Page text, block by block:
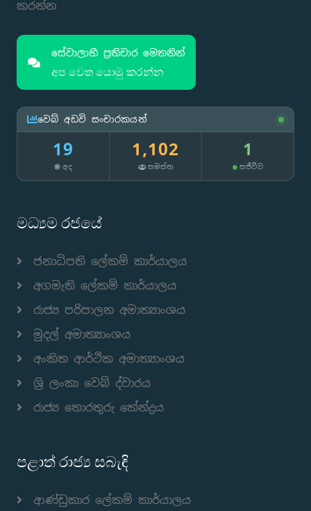
කරන්න
සේවාලාභී ප්‍රතිචාර මෙතනින්
අප වෙත යොමු කරන්න
වෙබ් අඩවි සංචාරකයන්
19
අද
1,102
සමස්ත
1
සජීවීව
මධ්‍යම රජයේ
ජනාධිපති ලේකම් කාර්යාලය
අගමැති ලේකම් කාර්යාලය
රාජ්‍ය පරිපාලන අමාත්‍යාංශය
මුදල් අමාත්‍යාංශය
අංකිත ආර්ථික අමාත්‍යාංශය
ශ්‍රි ලංකා වෙබ් ද්වාරය
රාජ්‍ය තොරතුරු කේන්ද්‍රය
පළාත් රාජ්‍ය සබැඳි
ආණ්ඩුකාර ලේකම් කාර්යාලය